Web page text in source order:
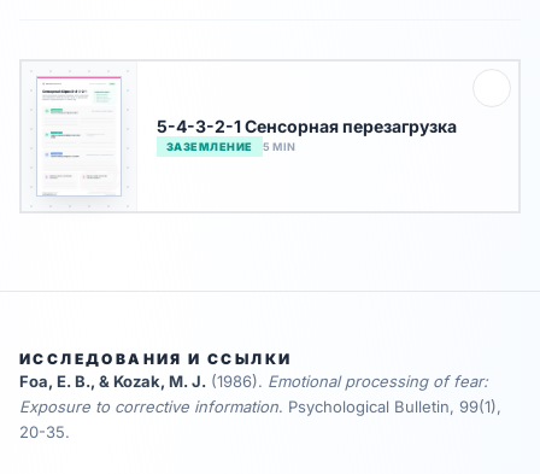
5-4-3-2-1 Сенсорная перезагрузка
ЗАЗЕМЛЕНИЕ 5 MIN
ИССЛЕДОВАНИЯ И ССЫЛКИ
Foa, E. B., & Kozak, M. J. (1986). Emotional processing of fear:
Exposure to corrective information. Psychological Bulletin, 99(1),
20-35.